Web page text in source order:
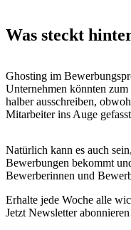
Was steckt
Ghosting im
Unternehmen könnten
halber ausschreiben,
Mitarbeiter ins Auge
Natürlich kann es auch
Bewerbungen bekommt
Bewerberinnen und
Erhalte jede Woche alle
Jetzt Newsletter